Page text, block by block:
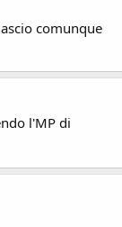
comunque
l'MP di